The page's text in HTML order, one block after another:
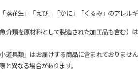
落花生」「えび」「かに」「くるみ」のアレル
類を原材料として製造された加工品も含む）
具類」はお届けする商品に含まれておりません
異なる場合があります。